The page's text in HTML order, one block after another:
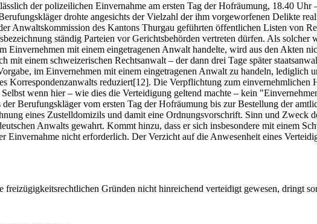
der polizeilichen Einvernahme am ersten Tag der Hofräumung, 18.40
drohte angesichts der Vielzahl der ihm vorgeworfenen Delikte
Anwaltskommission des Kantons Thurgau geführten öffentlichen Listen von
ständig Parteien vor Gerichtsbehörden vertreten dürfen. Als
mit einem eingetragenen Anwalt handelte, wird aus den Akten
mit einem schweizerischen Rechtsanwalt – der dann drei Tage später
im Einvernehmen mit einem eingetragenen Anwalt zu handeln, lediglich
Korrespondenzanwalts reduziert[12]. Die Verpflichtung zum
wenn hier – wie dies die Verteidigung geltend machte – kein
Berufungskläger vom ersten Tag der Hofräumung bis zur Bestellung der
eines Zustelldomizils und damit eine Ordnungsvorschrift. Sinn und Zweck
Anwalts gewahrt. Kommt hinzu, dass er sich insbesondere mit einem
Einvernahme nicht erforderlich. Der Verzicht auf die Anwesenheit eines
Gründen nicht hinreichend verteidigt gewesen, dringt